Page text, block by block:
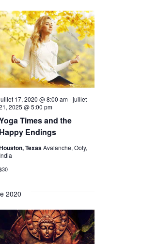
Times and the
Happy Endings
17, 2020 @ 8:00 am-juillet
2025 @ 5:00 pm
TexasAvalanche, Ooty,
India
2020